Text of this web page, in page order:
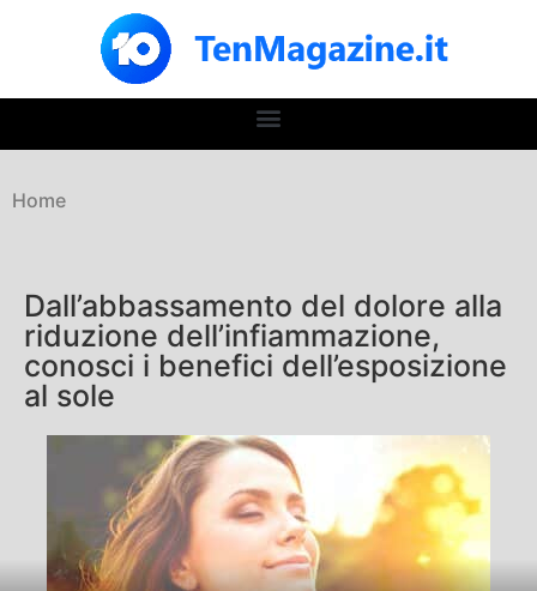
Home
Dall’abbassamento del dolore alla
riduzione dell’infiammazione,
conosci i benefici dell’esposizione
al sole